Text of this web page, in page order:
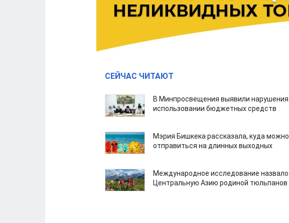
СЕЙЧАС ЧИТАЮТ
В Минпросвещения выявили нарушения
использовании бюджетных средств
Мэрия Бишкека рассказала, куда можно
отправиться на длинных выходных
Международное исследование назвало
Центральную Азию родиной тюльпанов